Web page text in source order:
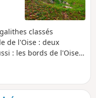
classés
de l'Oise : deux
: les bords de l'Oise,